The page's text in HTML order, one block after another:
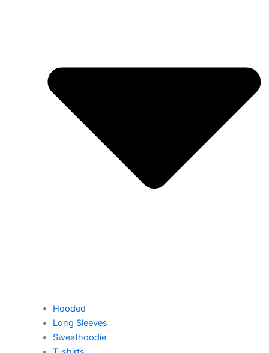
Hooded
Long Sleeves
Sweathoodie